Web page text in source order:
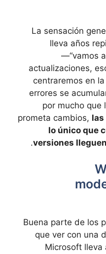
La sensación
lleva años
—“vamos
actualizaciones,
centraremos en
errores se
por mucho que
prometa cambios, las
lo único que
versiones
.
Buena parte de los
que ver con una
Microsoft lleva